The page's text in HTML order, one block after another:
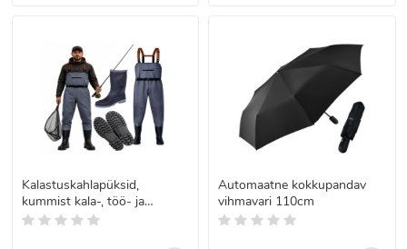
Kalastuskahlapüksid,
kummist kala-, töö- ja
kaitsepüksid, 44
Automaatne kokkupandav
vihmavari 110cm